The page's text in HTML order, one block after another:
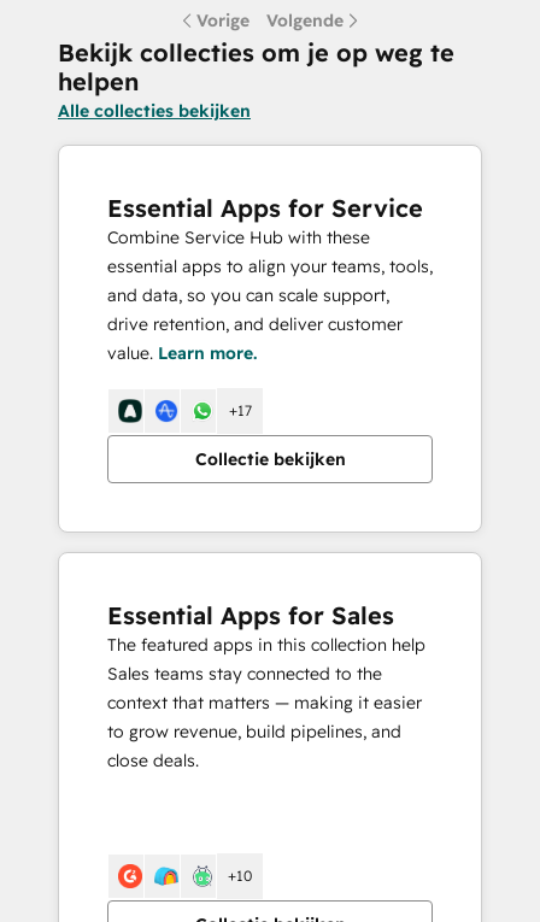
Vorige Volgende
Bekijk collecties om je op weg te
helpen
Alle collecties bekijken
Essential Apps for Service
Combine Service Hub with these
essential apps to align your teams, tools,
and data, so you can scale support,
drive retention, and deliver customer
value. Learn more.
Collectie bekijken
+17
Essential Apps for Sales
The featured apps in this collection help
Sales teams stay connected to the
context that matters — making it easier
to grow revenue, build pipelines, and
close deals.
+10